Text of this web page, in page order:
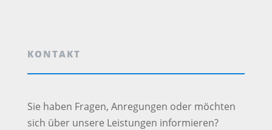
KONTAKT
Sie ha­ben Fragen, Anregungen oder möch­ten
sich über un­se­re Leistungen in­for­mie­ren?